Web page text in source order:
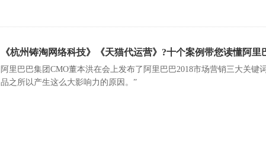
《杭州铸淘网络科技》《天猫代运营》?十个案例带您读懂阿里
阿里巴巴集团CMO董本洪在会上发布了阿里巴巴2018市场营销三大关
品之所以产生这么大影响力的原因。”